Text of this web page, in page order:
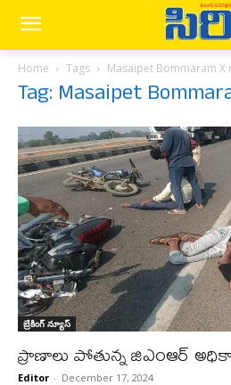
Home Tags Masaipet Bommaram X
Tag: Masaipet
బ్రేకింగ్ న్యూస్‌
ప్రాణాలు పోతున్న జిఎంఆర్
Editor - December 17, 2024